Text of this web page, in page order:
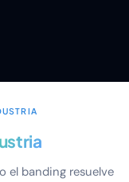
el banding resuelve